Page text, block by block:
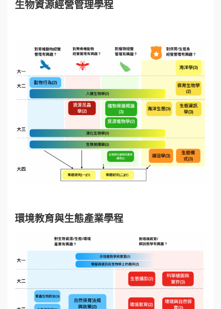
生物資源經營管理學程
環境教育與生態產業學程